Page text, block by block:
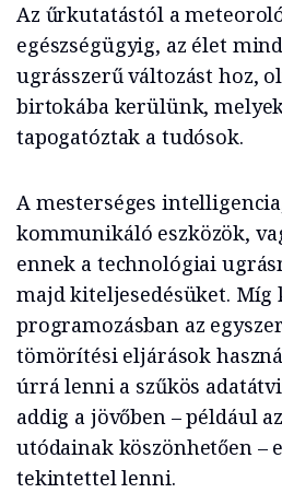
Az űrkutatástól a
egészségügyig, az élet
ugrásszerű változást hoz,
birtokába kerülünk,
tapogatóztak a tudósok.
A mesterséges
kommunikáló eszközök,
ennek a technológiai
majd kiteljesedésüket. Míg
programozásban az
tömörítési eljárások
úrrá lenni a szűkös
addig a jövőben – például
utódainak köszönhetően –
tekintettel lenni.